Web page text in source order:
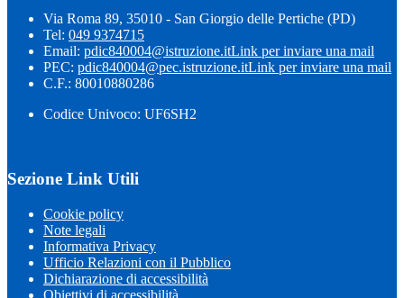
Via Roma 89, 35010 - San Giorgio delle Pertiche (PD)
Tel: 049 9374715
Email: pdic840004@istruzione.itLink per inviare una mail
PEC: pdic840004@pec.istruzione.itLink per inviare una mail
C.F.: 80010880286
Codice Univoco: UF6SH2
Sezione Link Utili
Cookie policy
Note legali
Informativa Privacy
Ufficio Relazioni con il Pubblico
Dichiarazione di accessibilità
Obiettivi di accessibilità